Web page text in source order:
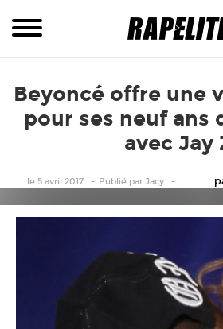
Beyoncé offre une
pour ses neuf ans
avec Jay
le 5 avril 2017 Publié par Jacy